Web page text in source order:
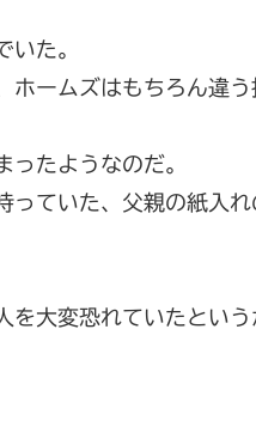
た。
ホームズはもちろん違
たようなのだ。
っていた、父親の紙入
を大変恐れていたとい